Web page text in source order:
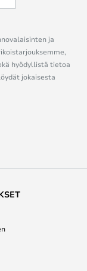
ja
hyödyllistä tietoa
jokaisesta